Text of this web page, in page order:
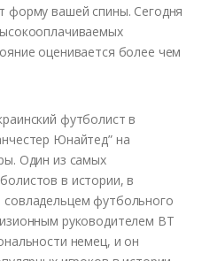
форму вашей спины. Сегодня
оценивается более чем
футболист в
Юнайтед” на
Один из самых
в истории, в
футбольного
руководителем BT
немец, и он